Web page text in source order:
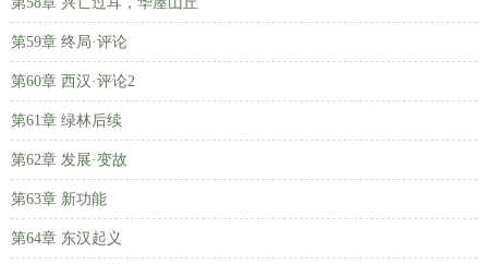
第59章 终局·评论
第60章 西汉·评论2
第61章 绿林后续
第62章 发展·变故
第63章 新功能
第64章 东汉起义